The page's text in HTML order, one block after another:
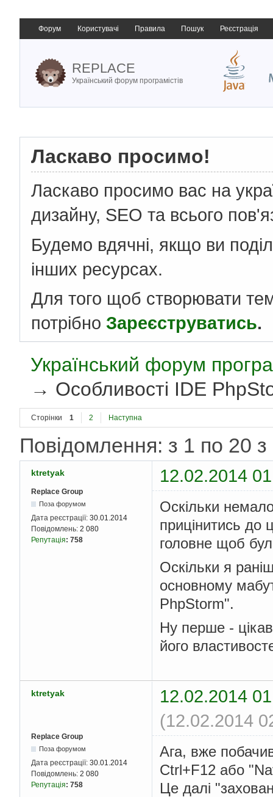
Форум Користувачі Правила Пошук Реєстрація
REPLACE
Український форум програмістів
Ласкаво просимо!
Ласкаво просимо вас на
дизайну, SEO та всього
Будемо вдячні, якщо ви
інших ресурсах.
Для того щоб створювати
потрібно Зареєструватись.
Український форум
→ Особливості IDE
Сторінки 1 2 Наступна
Повідомлення: з 1 по 20 з
ktretyak 12.02.2014
Replace Group
Поза форумом
Дата реєстрації: 30.01.2014
Повідомлень: 2 080
Репутація: 758
Оскільки
прицінитись до
головне щоб
Оскільки я
основному
PhpStorm".
Ну перше -
його
ktretyak
12.02.2014
(12.02.2014
Replace Group
Поза форумом
Дата реєстрації: 30.01.2014
Повідомлень: 2 080
Репутація: 758
Ага, вже
Ctrl+F12 або
Це далі